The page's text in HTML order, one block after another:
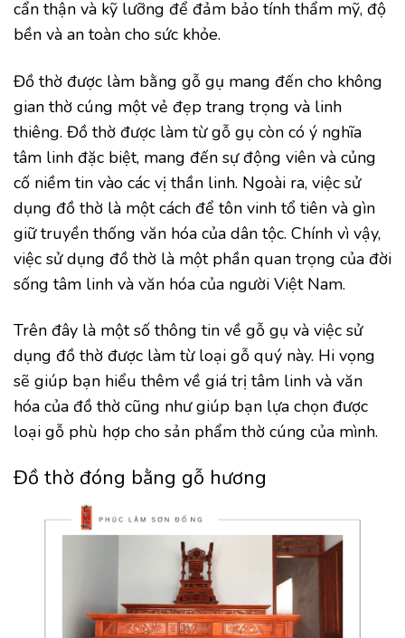
cẩn thận và kỹ lưỡng để đảm bảo tính thẩm mỹ, độ
bền và an toàn cho sức khỏe.
Đồ thờ được làm bằng gỗ gụ mang đến cho không
gian thờ cúng một vẻ đẹp trang trọng và linh
thiêng. Đồ thờ được làm từ gỗ gụ còn có ý nghĩa
tâm linh đặc biệt, mang đến sự động viên và củng
cố niềm tin vào các vị thần linh. Ngoài ra, việc sử
dụng đồ thờ là một cách để tôn vinh tổ tiên và gìn
giữ truyền thống văn hóa của dân tộc. Chính vì vậy,
việc sử dụng đồ thờ là một phần quan trọng của đời
sống tâm linh và văn hóa của người Việt Nam.
Trên đây là một số thông tin về gỗ gụ và việc sử
dụng đồ thờ được làm từ loại gỗ quý này. Hi vọng
sẽ giúp bạn hiểu thêm về giá trị tâm linh và văn
hóa của đồ thờ cũng như giúp bạn lựa chọn được
loại gỗ phù hợp cho sản phẩm thờ cúng của mình.
Đồ thờ đóng bằng gỗ hương